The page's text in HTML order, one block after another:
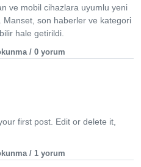
ve mobil cihazlara uyumlu yeni
son haberler ve kategori
hale getirildi.
/ 0 yorum
first post. Edit or delete it,
/ 1 yorum